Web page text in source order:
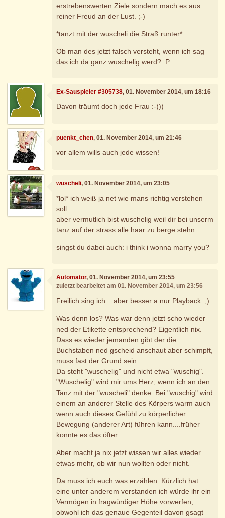
erstrebenswerten Ziele sondern mach es aus
reiner Freud an der Lust. ;-)
*tanzt mit der wuscheli die Straß runter*
Ob man des jetzt falsch versteht, wenn ich sag
das ich da ganz wuschelig werd? :P
Ex-Sauspieler #305738, 01. November 2014, um 18:16
Davon träumt doch jede Frau :-)))
puenkt_chen, 01. November 2014, um 21:46
vor allem wills auch jede wissen!
wuscheli, 01. November 2014, um 23:05
*lol* ich weiß ja net wie mans richtig verstehen
soll
aber vermutlich bist wuschelig weil dir bei unserm
tanz auf der strass alle haar zu berge stehn
singst du dabei auch: i think i wonna marry you?
Automator, 01. November 2014, um 23:55
zuletzt bearbeitet am 01. November 2014, um 23:56
Freilich sing ich....aber besser a nur Playback. ;)
Was denn los? Was war denn jetzt scho wieder
ned der Etikette entsprechend? Eigentlich nix.
Dass es wieder jemanden gibt der die
Buchstaben ned gscheid anschaut aber schimpft,
muss fast der Grund sein.
Da steht "wuschelig" und nicht etwa "wuschig".
"Wuschelig" wird mir ums Herz, wenn ich an den
Tanz mit der "wuscheli" denke. Bei "wuschig" wird
einem an anderer Stelle des Körpers warm auch
wenn auch dieses Gefühl zu körperlicher
Bewegung (anderer Art) führen kann....früher
konnte es das öfter.
Aber macht ja nix jetzt wissen wir alles wieder
etwas mehr, ob wir nun wollten oder nicht.
Da muss ich euch was erzählen. Kürzlich hat
eine unter anderem verstanden ich würde ihr ein
Vermögen in fragwürdiger Höhe vorwerfen,
obwohl ich das genaue Gegenteil davon gsagt